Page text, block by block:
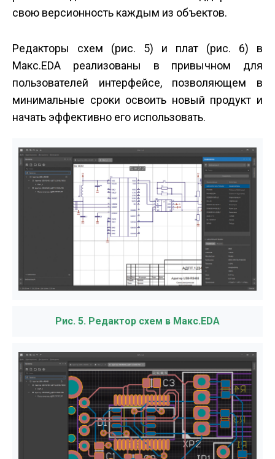
свою версионность каждым из объектов.
Редакторы схем (рис. 5) и плат (рис. 6) в
Макс.EDA реализованы в привычном для
пользователей интерфейсе, позволяющем в
минимальные сроки освоить новый продукт и
начать эффективно его использовать.
Рис. 5. Редактор схем в Макс.EDA